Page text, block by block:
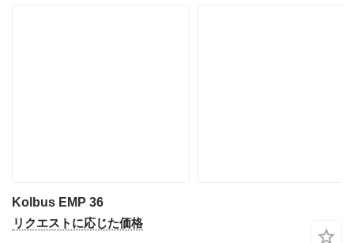
Kolbus EMP 36
リクエストに応じた価格